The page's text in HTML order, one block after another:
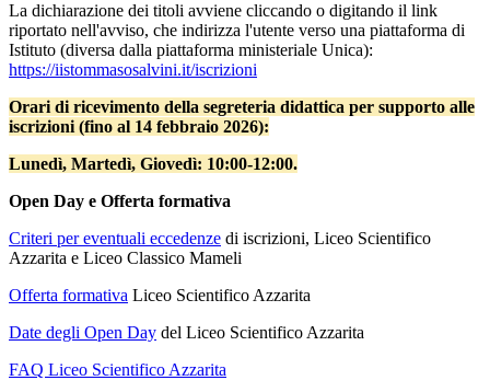
La dichiarazione dei titoli avviene cliccando o digitando il link
riportato nell'avviso, che indirizza l'utente verso una piattaforma di
Istituto (diversa dalla piattaforma ministeriale Unica):
https://iistommasosalvini.it/iscrizioni
Orari di ricevimento della segreteria didattica per supporto alle
iscrizioni (fino al 14 febbraio 2026):
Lunedì, Martedì, Giovedì: 10:00-12:00.
Open Day e Offerta formativa
Criteri per eventuali eccedenze di iscrizioni, Liceo Scientifico
Azzarita e Liceo Classico Mameli
Offerta formativa Liceo Scientifico Azzarita
Date degli Open Day del Liceo Scientifico Azzarita
FAQ Liceo Scientifico Azzarita